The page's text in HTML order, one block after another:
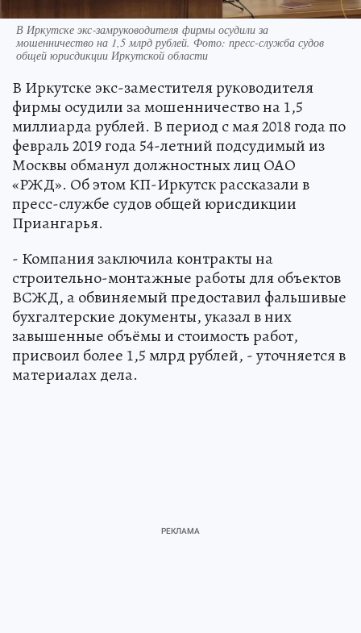
В Иркутске экс‑замруководителя фирмы осудили за
мошенничество на 1,5 млрд рублей. Фото: пресс-служба судов
общей юрисдикции Иркутской области
В Иркутске экс-заместителя руководителя
фирмы осудили за мошенничество на 1,5
миллиарда рублей. В период с мая 2018 года по
февраль 2019 года 54-летний подсудимый из
Москвы обманул должностных лиц ОАО
«РЖД». Об этом КП-Иркутск рассказали в
пресс-службе судов общей юрисдикции
Приангарья.
- Компания заключила контракты на
строительно-монтажные работы для объектов
ВСЖД, а обвиняемый предоставил фальшивые
бухгалтерские документы, указал в них
завышенные объёмы и стоимость работ,
присвоил более 1,5 млрд рублей, - уточняется в
материалах дела.